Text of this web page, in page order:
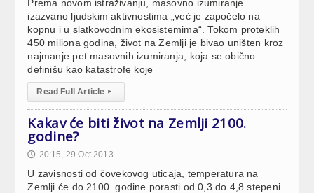
Prema novom istraživanju, masovno izumiranje
izazvano ljudskim aktivnostima „već je započelo na
kopnu i u slatkovodnim ekosistemima“. Tokom proteklih
450 miliona godina, život na Zemlji je bivao uništen kroz
najmanje pet masovnih izumiranja, koja se obično
definišu kao katastrofe koje
Read Full Article ▸
Kakav će biti život na Zemlji 2100.
godine?
🕔 20:15, 29.Oct 2013
U zavisnosti od čovekovog uticaja, temperatura na
Zemlji će do 2100. godine porasti od 0,3 do 4,8 stepeni